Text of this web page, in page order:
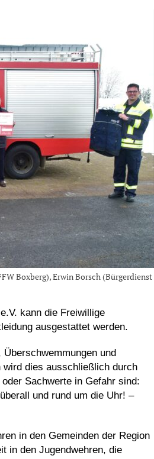
Boxberg), Erwin Borsch (Bürgerdienst
kann die Freiwillige
ausgestattet werden.
und
dies ausschließlich durch
Sachwerte in Gefahr sind:
und rund um die Uhr! –
in den Gemeinden der Region
in den Jugendwehren, die